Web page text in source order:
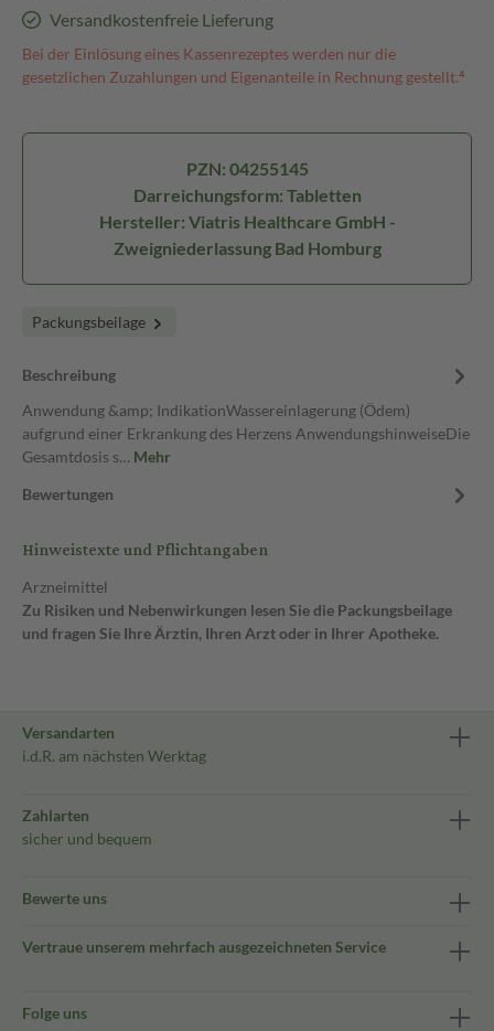
Versandkostenfreie Lieferung
Bei der Einlösung eines Kassenrezeptes werden nur die
gesetzlichen Zuzahlungen und Eigenanteile in Rechnung gestellt.⁴
PZN: 04255145
Darreichungsform: Tabletten
Hersteller: Viatris Healthcare GmbH -
Zweigniederlassung Bad Homburg
Packungsbeilage
Beschreibung
Anwendung &amp; IndikationWassereinlagerung (Ödem)
aufgrund einer Erkrankung des Herzens AnwendungshinweiseDie
Gesamtdosis s… Mehr
Bewertungen
Hinweistexte und Pflichtangaben
Arzneimittel
Zu Risiken und Nebenwirkungen lesen Sie die Packungsbeilage
und fragen Sie Ihre Ärztin, Ihren Arzt oder in Ihrer Apotheke.
Versandarten
i.d.R. am nächsten Werktag
Zahlarten
sicher und bequem
Bewerte uns
Vertraue unserem mehrfach ausgezeichneten Service
Folge uns